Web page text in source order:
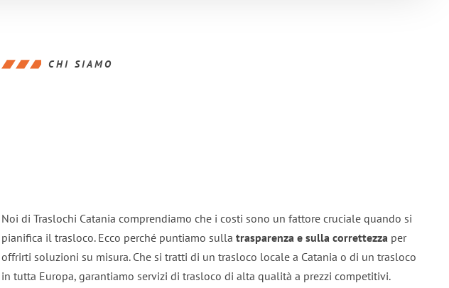
CHI SIAMO
Noi di Traslochi Catania comprendiamo che i costi sono un fattore cruciale quando si
pianifica il trasloco. Ecco perché puntiamo sulla trasparenza e sulla correttezza per
offrirti soluzioni su misura. Che si tratti di un trasloco locale a Catania o di un trasloco
in tutta Europa, garantiamo servizi di trasloco di alta qualità a prezzi competitivi.